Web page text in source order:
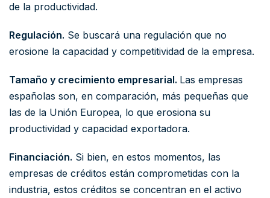
de la productividad.
Regulación. Se buscará una regulación que no
erosione la capacidad y competitividad de la empresa.
Tamaño y crecimiento empresarial. Las empresas
españolas son, en comparación, más pequeñas que
las de la Unión Europea, lo que erosiona su
productividad y capacidad exportadora.
Financiación. Si bien, en estos momentos, las
empresas de créditos están comprometidas con la
industria, estos créditos se concentran en el activo